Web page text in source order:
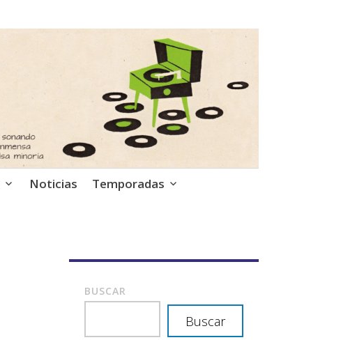
Noticias Temporadas
BUSCAR
Buscar